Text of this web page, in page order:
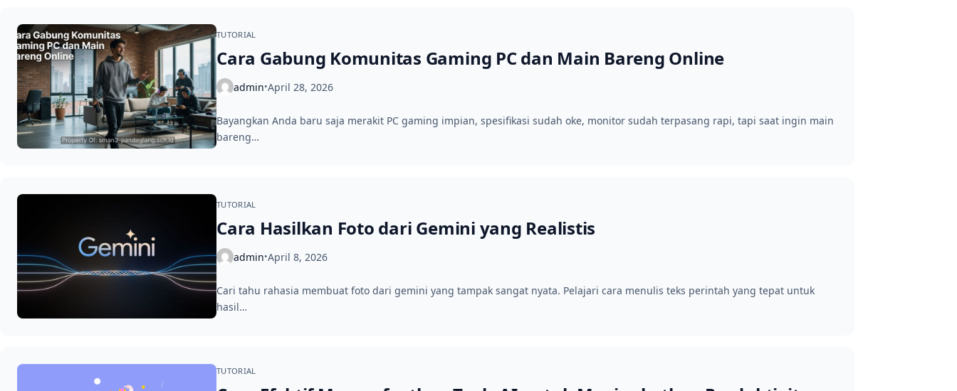
TUTORIAL
Cara Gabung Komunitas Gaming PC dan Main Bareng Online
admin•April 28, 2026
Bayangkan Anda baru saja merakit PC gaming impian, spesifikasi sudah oke, monitor sudah terpasang rapi, tapi saat ingin main
bareng…
TUTORIAL
Cara Hasilkan Foto dari Gemini yang Realistis
admin•April 8, 2026
Cari tahu rahasia membuat foto dari gemini yang tampak sangat nyata. Pelajari cara menulis teks perintah yang tepat untuk
hasil…
TUTORIAL